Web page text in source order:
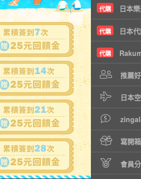
代購 日本
代購 日本
代購
推薦
日本
寫開
會員
8,250円
NT1785元
9,250円
NT2001元